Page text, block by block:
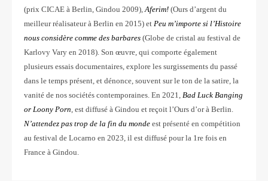
(prix CICAE à Berlin, Gindou 2009), Aferim! (Ours d’argent du
meilleur réalisateur à Berlin en 2015) et Peu m’importe si l’Histoire
nous considère comme des barbares (Globe de cristal au festival de
Karlovy Vary en 2018). Son œuvre, qui comporte également
plusieurs essais documentaires, explore les surgissements du passé
dans le temps présent, et dénonce, souvent sur le ton de la satire, la
vanité de nos sociétés contemporaines. En 2021, Bad Luck Banging
or Loony Porn , est diffusé à Gindou et reçoit l’Ours d’or à Berlin.
N’attendez pas trop de la fin du monde est présenté en compétition
au festival de Locarno en 2023, il est diffusé pour la 1re fois en
France à Gindou.